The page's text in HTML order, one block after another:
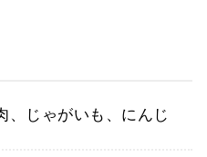
、じゃがいも、にんじ